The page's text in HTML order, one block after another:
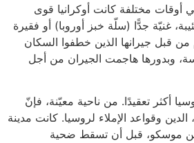
مختلفة كانت أوكرانيا قوى
غنيّة جدًّا (سلّة خبز أوروبا) أو فقيرة
قبل جيرانها الذين خطفوا السكان
وبدورها هاجمت الجيران من أجل
أكثر تعقيدًا. من ناحية معيّنة، فإنّ
الدين وقواعد الإملاء لروسيا. كانت مدينة
من موسكو، قبل أن تسقط ضحية